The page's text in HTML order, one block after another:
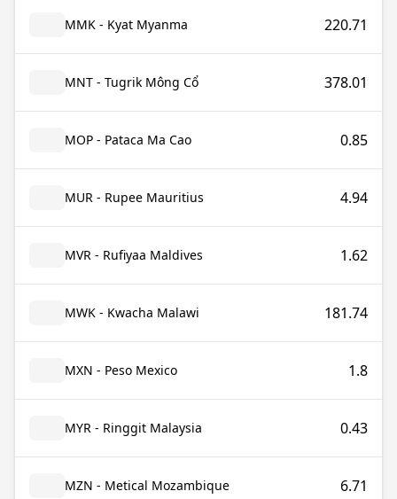
MMK - Kyat Myanma 220.71
MNT - Tugrik Mông Cổ 378.01
MOP - Pataca Ma Cao 0.85
MUR - Rupee Mauritius 4.94
MVR - Rufiyaa Maldives 1.62
MWK - Kwacha Malawi 181.74
MXN - Peso Mexico 1.8
MYR - Ringgit Malaysia 0.43
MZN - Metical Mozambique 6.71